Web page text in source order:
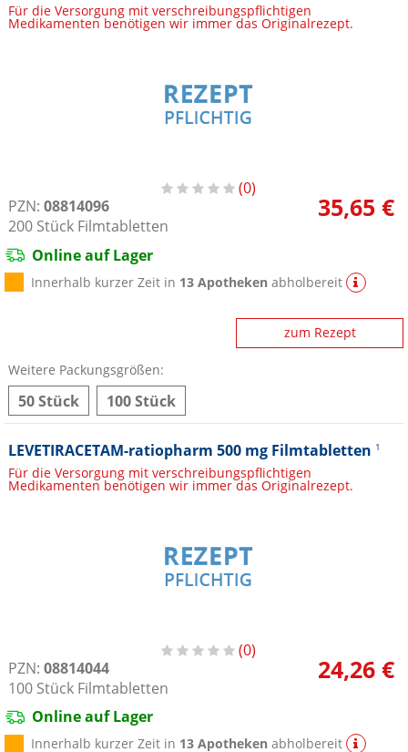
Für die Versorgung mit verschreibungspflichtigen
Medikamenten benötigen wir immer das Originalrezept.
0
PZN: 08814096
200 Stück Filmtabletten
35,65 €
Online auf Lager
Innerhalb kurzer Zeit in 13 Apotheken abholbereit
zum Rezept
Weitere Packungsgrößen:
50 Stück 100 Stück
LEVETIRACETAM-ratiopharm 500 mg Filmtabletten 1
Für die Versorgung mit verschreibungspflichtigen
Medikamenten benötigen wir immer das Originalrezept.
0
PZN: 08814044
100 Stück Filmtabletten
24,26 €
Online auf Lager
Innerhalb kurzer Zeit in 13 Apotheken abholbereit